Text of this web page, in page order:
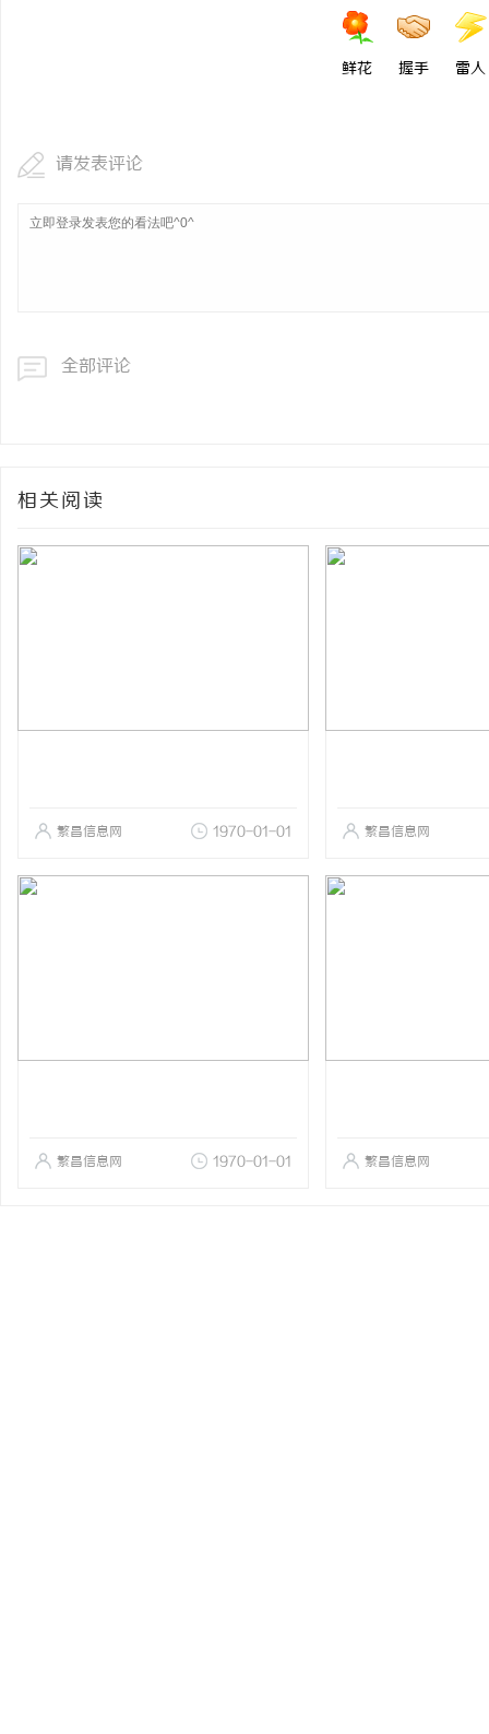
鲜花 握手 雷人
请发表评论
全部评论
相关阅读
繁昌信息网 1970-01-01 繁昌信息网
繁昌信息网 1970-01-01 繁昌信息网